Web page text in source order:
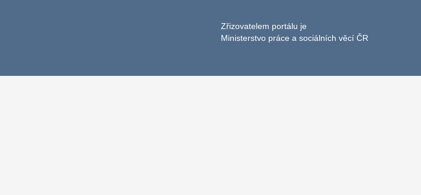
Zřizovatelem portálu je
Ministerstvo práce a sociálních věcí ČR